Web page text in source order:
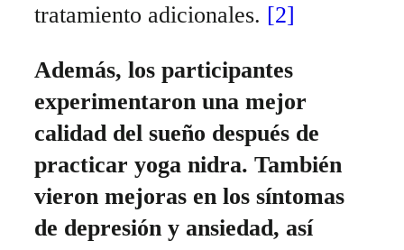
tratamiento adicionales. [2]
Además, los participantes
experimentaron una mejor
calidad del sueño después de
practicar yoga nidra. También
vieron mejoras en los síntomas
de depresión y ansiedad, así